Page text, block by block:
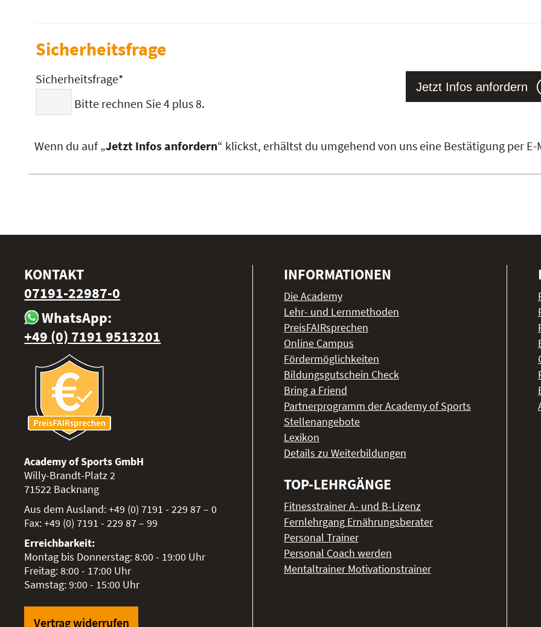
Sicherheitsfrage
Sicherheitsfrage*
Bitte rechnen Sie 4 plus 8.
Jetzt Infos anfordern
Wenn du auf „Jetzt Infos anfordern“ klickst, erhältst du umgehend von uns eine Bestätigung per E-
KONTAKT
07191-22987-0
WhatsApp:
+49 (0) 7191 9513201
Academy of Sports GmbH
Willy-Brandt-Platz 2
71522 Backnang
Aus dem Ausland:+49 (0) 7191 - 229 87 – 0
Fax:+49 (0) 7191 - 229 87 – 99
Erreichbarkeit:
Montag bis Donnerstag: 8:00 - 19:00 Uhr
Freitag: 8:00 - 17:00 Uhr
Samstag: 9:00 - 15:00 Uhr
Vertrag widerrufen
INFORMATIONEN
Die Academy
Lehr- und Lernmethoden
PreisFAIRsprechen
Online Campus
Fördermöglichkeiten
Bildungsgutschein Check
Bring a Friend
Partnerprogramm der Academy of Sports
Stellenangebote
Lexikon
Details zu Weiterbildungen
TOP-LEHRGÄNGE
Fitnesstrainer A- und B-Lizenz
Fernlehrgang Ernährungsberater
Personal Trainer
Personal Coach werden
Mentaltrainer Motivationstrainer